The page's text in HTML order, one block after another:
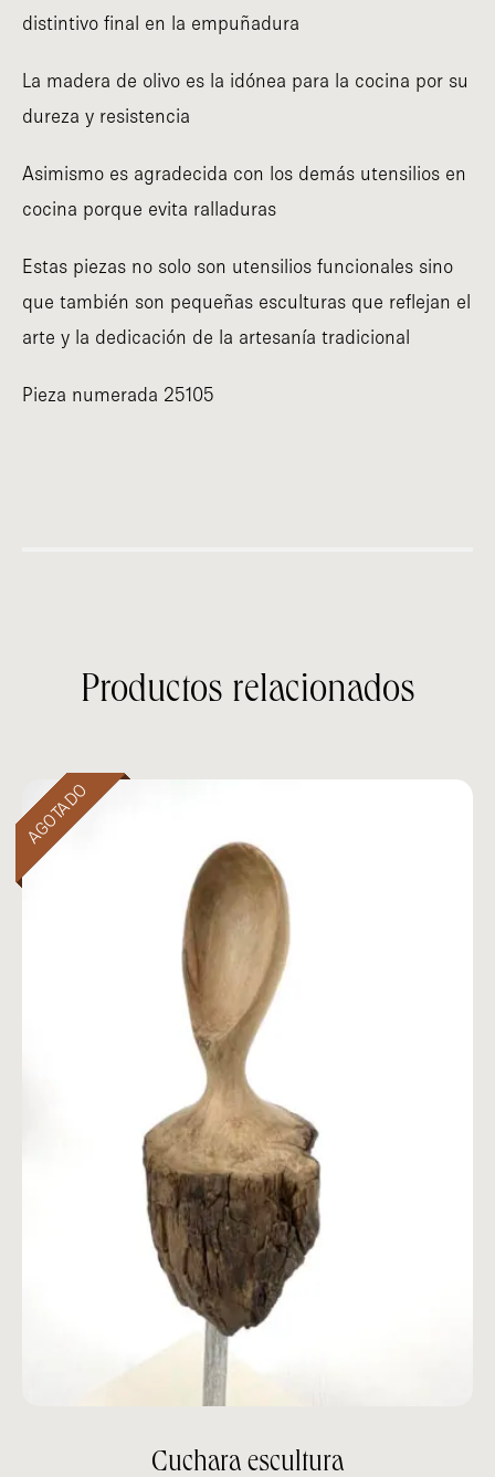
distintivo final en la empuñadura
La madera de olivo es la idónea para la cocina por su
dureza y resistencia
Asimismo es agradecida con los demás utensilios en
cocina porque evita ralladuras
Estas piezas no solo son utensilios funcionales sino
que también son pequeñas esculturas que reflejan el
arte y la dedicación de la artesanía tradicional
Pieza numerada 25105
Productos relacionados
Cuchara escultura